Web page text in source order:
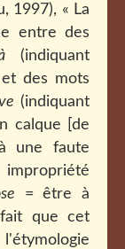
1997), « La
entre des
(indiquant
et des mots
(indiquant
calque [de
une faute
= être à
que cet